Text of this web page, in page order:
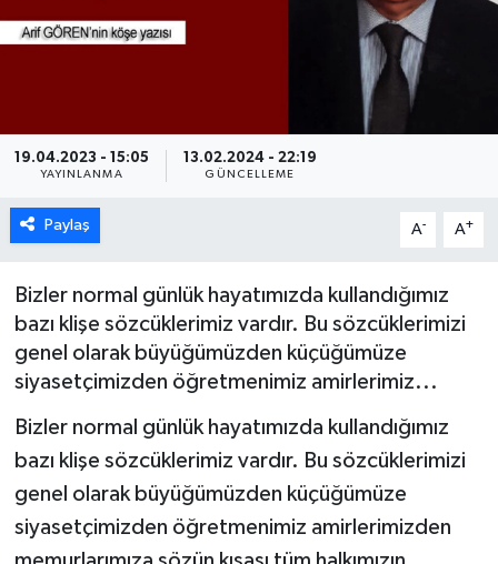
19.04.2023 - 15:05
YAYINLANMA
13.02.2024 - 22:19
GÜNCELLEME
Paylaş A- A+
Bizler normal günlük hayatımızda kullandığımız
bazı klişe sözcüklerimiz vardır. Bu sözcüklerimizi
genel olarak büyüğümüzden küçüğümüze
siyasetçimizden öğretmenimiz amirlerimiz...
Bizler normal günlük hayatımızda kullandığımız
bazı klişe sözcüklerimiz vardır. Bu sözcüklerimizi
genel olarak büyüğümüzden küçüğümüze
siyasetçimizden öğretmenimiz amirlerimizden
ÖZEL HABER
RESMİ REKLAM